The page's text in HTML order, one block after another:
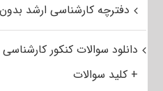
دفترچه کارشناسی ارشد
دانلود سوالات کنکور
+ کلید سوالات